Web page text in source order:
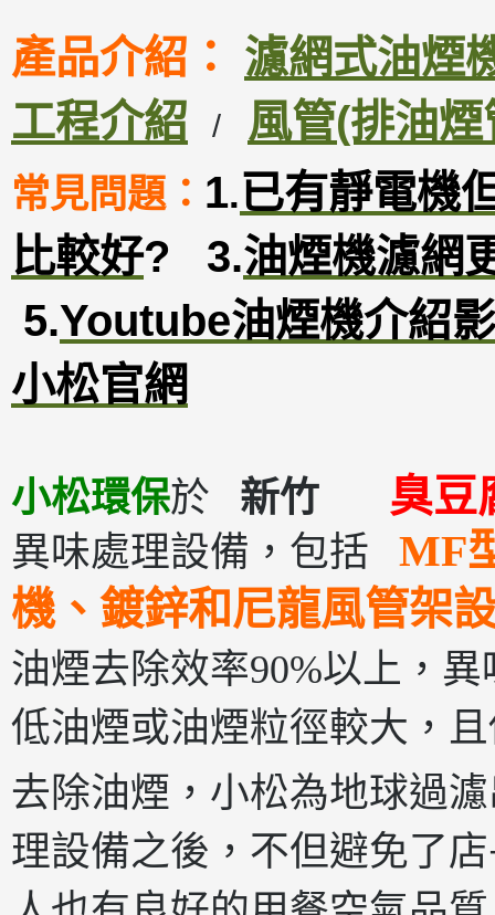
產品介紹： 濾網式油煙
工程介紹
/ 風管(排油煙
常見問題： 1.已有靜電機
比較好? 3.油煙機濾網
5.Youtube油煙機介紹
小松官網
小松環保於 新竹 臭
異味處理設備，包括 MF
機、鍍鋅和尼龍風管架
油煙去除效率90%以上，
低油煙或油煙粒徑較大，
去除油煙，小松為地球過
理設備之後，不但避免了